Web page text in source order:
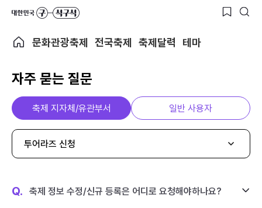
문화관광축제 전국축제 축제달력 테마
자주 묻는 질문
축제 지자체/유관부서 일반 사용자
투어라즈 신청
Q. 축제 정보 수정/신규 등록은 어디로 요청해야하나요?